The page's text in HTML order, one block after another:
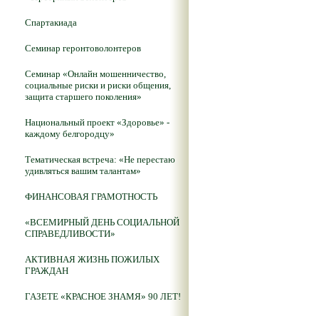
Спартакиада
Семинар геронтоволонтеров
Семинар «Онлайн мошенничество,
социальные риски и риски общения,
защита старшего поколения»
Национальный проект «Здоровье» -
каждому белгородцу»
Тематическая встреча: «Не перестаю
удивляться вашим талантам»
ФИНАНСОВАЯ ГРАМОТНОСТЬ
«ВСЕМИРНЫЙ ДЕНЬ СОЦИАЛЬНОЙ
СПРАВЕДЛИВОСТИ»
АКТИВНАЯ ЖИЗНЬ ПОЖИЛЫХ
ГРАЖДАН
ГАЗЕТЕ «КРАСНОЕ ЗНАМЯ» 90 ЛЕТ!